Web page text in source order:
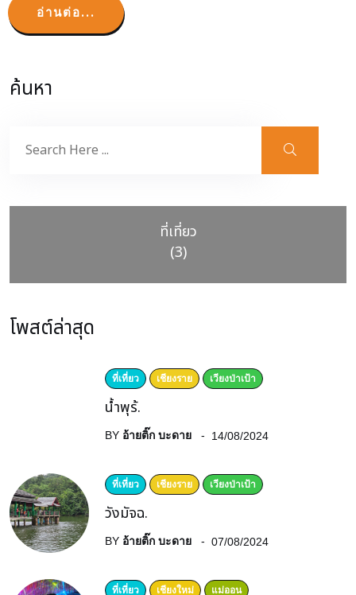
อ่านต่อ...
ค้นหา
ที่เที่ยว
(3)
โพสต์ล่าสุด
ที่เที่ยว เชียงราย เวียงป่าเป้า
น้ำพุร้.
BY อ้ายติ๊ก บะดาย 14/08/2024
ที่เที่ยว เชียงราย เวียงป่าเป้า
วังมัจฉ.
BY อ้ายติ๊ก บะดาย 07/08/2024
ที่เที่ยว เชียงใหม่ แม่ออน